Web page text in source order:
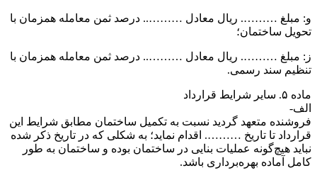
و: مبلغ ………. ریال معادل ……….. درصد ثمن معامله همزمان با
تحویل ساختمان؛
ز: مبلغ ………. ریال معادل ……….. درصد ثمن معامله همزمان با
تنظیم سند رسمی.
ماده ۵. سایر شرایط قرارداد
الف-
فروشنده متعهد گردید نسبت به تکمیل ساختمان مطابق شرایط این
قرارداد تا تاریخ ………. اقدام نماید؛ به شکلی که در تاریخ ذکر شده
نباید هیچ‌گونه عملیات بنایی در ساختمان بوده و ساختمان به طور
کامل آماده بهره‌برداری باشد.